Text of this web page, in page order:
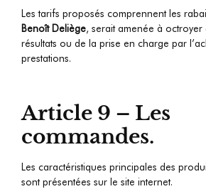
Les tarifs proposés comprennent les
Benoît Deliège, serait amenée à octroyer
résultats ou de la prise en charge par
prestations.
Article 9 – Les
commandes.
Les caractéristiques principales des
sont présentées sur le site internet.